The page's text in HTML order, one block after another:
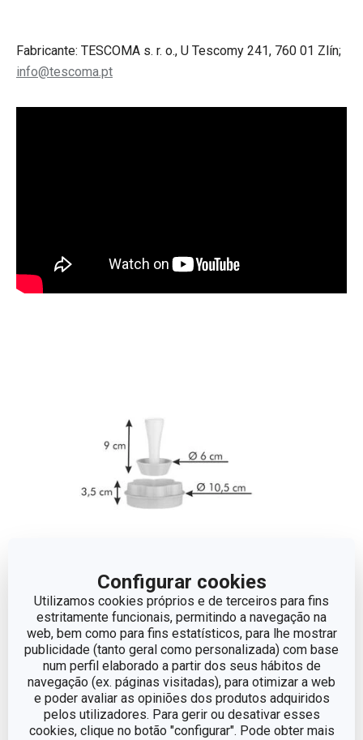
Configurar cookies
Utilizamos cookies próprios e de terceiros para fins
estritamente funcionais, permitindo a navegação na
web, bem como para fins estatísticos, para lhe mostrar
publicidade (tanto geral como personalizada) com base
num perfil elaborado a partir dos seus hábitos de
navegação (ex. páginas visitadas), para otimizar a web
e poder avaliar as opiniões dos produtos adquiridos
pelos utilizadores. Para gerir ou desativar esses
cookies, clique no botão "configurar". Pode obter mais
Fabricante: TESCOMA s. r. o., U Tescomy 241, 760 01 Zlín;
info@tescoma.pt
Outros parâmetros
CATEGORIA Cortadores e rodas
LINHA DE PRODUTO DELÍCIA